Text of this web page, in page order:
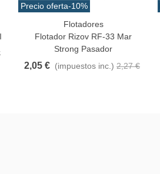
Precio oferta-10%
FavoritoFlotadores
Flotador Rizov RF-33 Mar
Strong Pasador
2,05 € (impuestos inc.) 2,27 €